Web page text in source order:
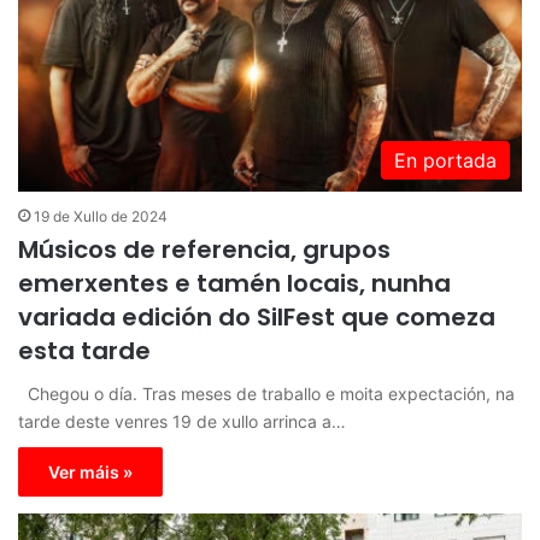
En portada
19 de Xullo de 2024
Músicos de referencia, grupos
emerxentes e tamén locais, nunha
variada edición do SilFest que comeza
esta tarde
Chegou o día. Tras meses de traballo e moita expectación, na
tarde deste venres 19 de xullo arrinca a…
Ver máis »